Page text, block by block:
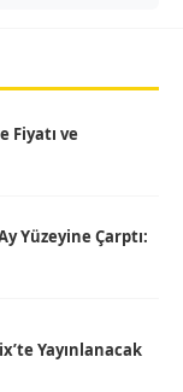
Fiyatı ve
Yüzeyine Çarptı:
Yayınlanacak